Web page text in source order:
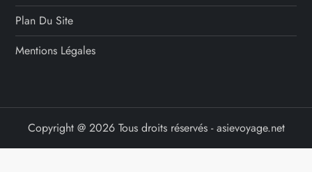
Plan Du Site
Mentions Légales
Copyright @ 2026 Tous droits réservés - asievoyage.net